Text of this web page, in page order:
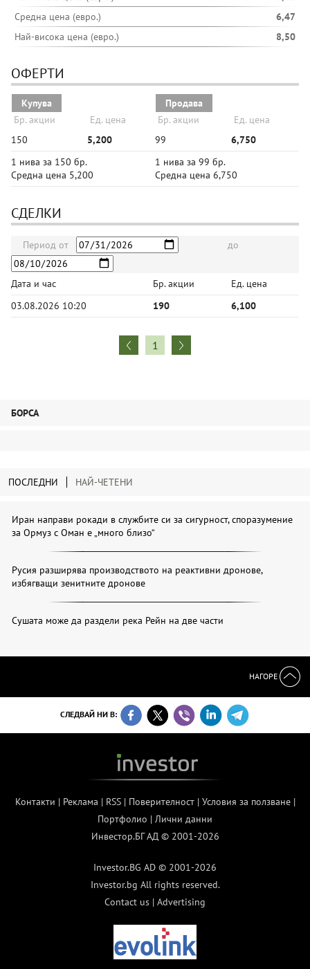
БОРСА
ПОСЛЕДНИ НАЙ-ЧЕТЕНИ
Иран направи рокади в службите си за сигурност, споразумение
за Ормуз с Оман е „много близо“
Русия разширява производството на реактивни дронове,
избягващи зенитните дронове
Сушата може да раздели река Рейн на две части
Средна цена (евро.)
6,47
Най-висока цена (евро.)
8,50
ОФЕРТИ
Купува
Бр. акции
Ед. цена
150
5,200
1 нива за 150 бр.
Средна цена 5,200
Продава
Бр. акции
Ед. цена
99
6,750
1 нива за 99 бр.
Средна цена 6,750
СДЕЛКИ
Период от до
Дата и час Бр. акции
Ед. цена
03.08.2026 10:20
190 6,100
1
НАГОРЕ
СЛЕДВАЙ НИ В:
Контакти | Реклама | RSS| Поверителност| Условия за ползване|
Портфолио | Лични данни
Инвестор.БГ АД © 2001-2026
Investor.BG AD © 2001-2026
Investor.bg All rights reserved.
Contact us | Advertising